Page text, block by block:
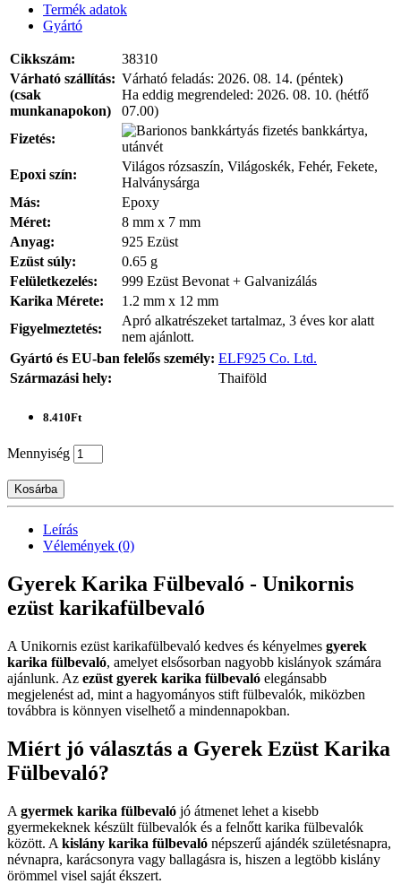
Termék adatok
Gyártó
Cikkszám:
38310
Várható szállítás:
(csak
munkanapokon)
Várható feladás: 2026. 08. 14. (péntek)
Ha eddig megrendeled: 2026. 08. 10. (hétfő
07.00)
Fizetés:
bankkártya,
utánvét
Epoxi szín:
Világos rózsaszín, Világoskék, Fehér, Fekete,
Halványsárga
Más:
Epoxy
Méret:
8 mm x 7 mm
Anyag:
925 Ezüst
Ezüst súly:
0.65 g
Felületkezelés:
999 Ezüst Bevonat + Galvanizálás
Karika Mérete:
1.2 mm x 12 mm
Figyelmeztetés:
Apró alkatrészeket tartalmaz, 3 éves kor alatt
nem ajánlott.
Gyártó és EU-ban felelős személy: ELF925 Co. Ltd.
Származási hely:
Thaiföld
8.410Ft
Mennyiség
Kosárba
Leírás
Vélemények (0)
Gyerek Karika Fülbevaló - Unikornis
ezüst karikafülbevaló
A Unikornis ezüst karikafülbevaló kedves és kényelmes gyerek
karika fülbevaló, amelyet elsősorban nagyobb kislányok számára
ajánlunk. Az ezüst gyerek karika fülbevaló elegánsabb
megjelenést ad, mint a hagyományos stift fülbevalók, miközben
továbbra is könnyen viselhető a mindennapokban.
Miért jó választás a Gyerek Ezüst Karika
Fülbevaló?
A gyermek karika fülbevaló jó átmenet lehet a kisebb
gyermekeknek készült fülbevalók és a felnőtt karika fülbevalók
között. A kislány karika fülbevaló népszerű ajándék születésnapra,
névnapra, karácsonyra vagy ballagásra is, hiszen a legtöbb kislány
örömmel visel saját ékszert.